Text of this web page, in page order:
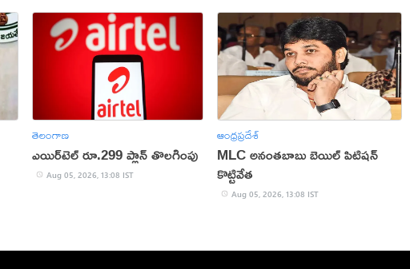
తెలంగాణ
ఎయిర్‌టెల్ రూ.299 ప్లాన్ తొలగింపు
Aug 05, 2026, 13:08 IST
ఆంధ్రప్రదేశ్
MLC అనంతబాబు బెయిల్ పిటిషన్
కొట్టివేత
Aug 05, 2026, 13:08 IST